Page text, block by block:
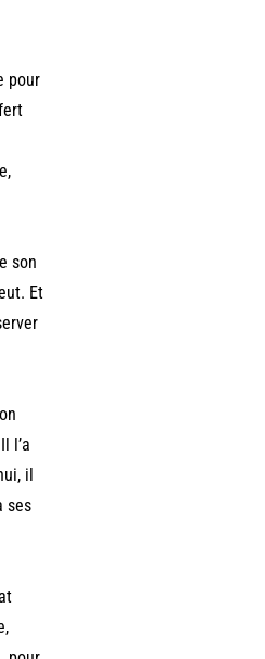
pour
son
Et
l’a
il
ses